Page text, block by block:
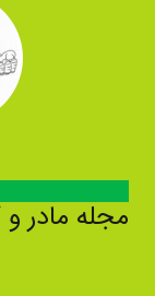
مجله مادر